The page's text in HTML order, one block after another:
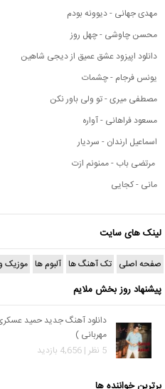
مهدی جهانی - دیوونه بودم
محسن چاوشی - چهل روز
دانلود اپیزود عشق عمیق از دیجی شاهین
یونس فرجام - چشمات
مصطفی میری - تو ولی باور نکن
مسعود فراهانی - آواره
اسماعیل ارندان - سردیار
مرتضی باب - ممنونم ازت
مانی - کجایی
لینک های سایت
صفحه اصلی تک آهنگ ها آلبوم ها موزیک
پیشنهاد روز بخش ملایم
دانلود آهنگ جدید حمید عسکری
مهربانی )
5 نظر | 4,656 بازدید